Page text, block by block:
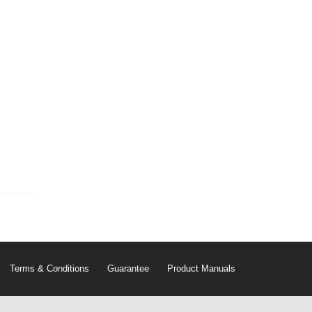
Terms & Conditions Guarantee Product Manuals